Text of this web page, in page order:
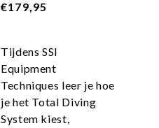
€179,95
Tijdens SSI
Equipment
Techniques leer je hoe
je het Total Diving
System kiest,